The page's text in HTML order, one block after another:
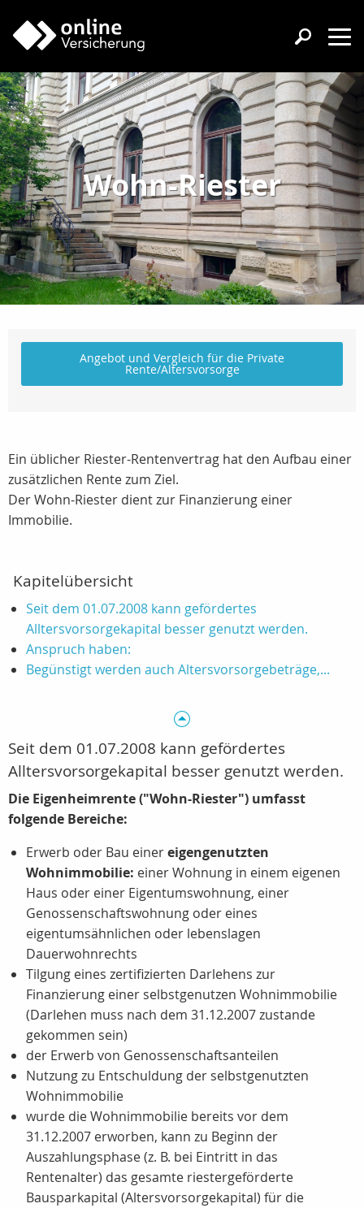
Wohn-Riester
Angebot und Vergleich für die Private
Rente/Altersvorsorge
Ein üblicher Riester-Rentenvertrag hat den Aufbau einer
zusätzlichen Rente zum Ziel.
Der Wohn-Riester dient zur Finanzierung einer
Immobilie.
Kapitelübersicht
Seit dem 01.07.2008 kann gefördertes
Alltersvorsorgekapital besser genutzt werden.
Anspruch haben:
Begünstigt werden auch Altersvorsorgebeträge,...
Seit dem 01.07.2008 kann gefördertes
Alltersvorsorgekapital besser genutzt werden.
Die Eigenheimrente ("Wohn-Riester") umfasst
folgende Bereiche:
Erwerb oder Bau einereigengenutzten
Wohnimmobilie: einer Wohnung in einem eigenen
Haus oder einer Eigentumswohnung, einer
Genossenschaftswohnung oder eines
eigentumsähnlichen oder lebenslagen
Dauerwohnrechts
Tilgung eines zertifizierten Darlehens zur
Finanzierung einer selbstgenutzen Wohnimmobilie
(Darlehen muss nach dem 31.12.2007 zustande
gekommen sein)
der Erwerb von Genossenschaftsanteilen
Nutzung zu Entschuldung der selbstgenutzten
Wohnimmobilie
wurde die Wohnimmobilie bereits vor dem
31.12.2007 erworben, kann zu Beginn der
Auszahlungsphase (z. B. bei Eintritt in das
Rentenalter) das gesamte riestergeförderte
Bausparkapital (Altersvorsorgekapital) für die